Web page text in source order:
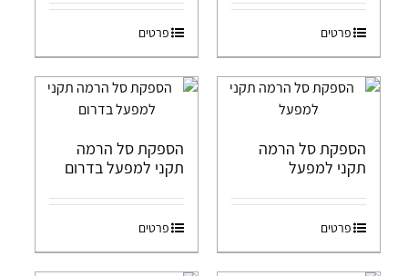
פרטים פרטים
הספקת סל הרמה
תקני למפעל
פרטים
הספקת סל הרמה
תקני למפעל בדרום
פרטים